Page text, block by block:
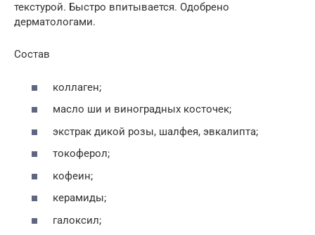
текстурой. Быстро впитывается. Одобрено
дерматологами.
Состав
коллаген;
масло ши и виноградных косточек;
экстрак дикой розы, шалфея, эвкалипта;
токоферол;
кофеин;
керамиды;
галоксил;